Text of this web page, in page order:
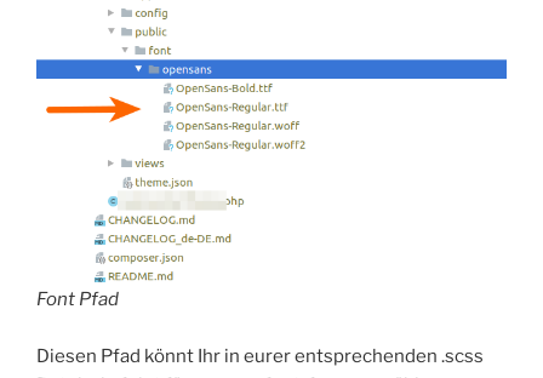
Font Pfad
Diesen Pfad könnt Ihr in eurer entsprechenden .scss